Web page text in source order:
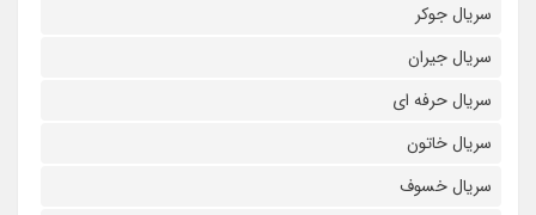
سریال جوکر
سریال جیران
سریال حرفه ای
سریال خاتون
سریال خسوف